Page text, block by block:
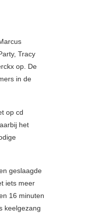
Tracy
op. De
in de
op cd
het
geslaagde
iets meer
16 minuten
keelgezang